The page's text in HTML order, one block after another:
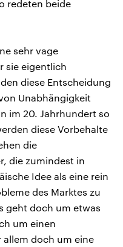
redeten beide
sehr vage
sie eigentlich
diese Entscheidung
Unabhängigkeit
im 20. Jahrhundert so
diese Vorbehalte
die
die zumindest in
Idee als eine rein
des Marktes zu
geht doch um etwas
um einen
allem doch um eine